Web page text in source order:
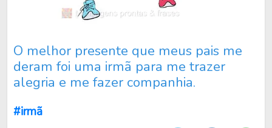
O melhor presente que meus pais me
deram foi uma irmã para me trazer
alegria e me fazer companhia.
#irmã